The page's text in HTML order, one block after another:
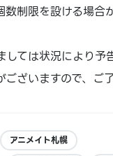
数制限を設ける場合
ては状況により予
ございますので、ご
アニメイト札幌